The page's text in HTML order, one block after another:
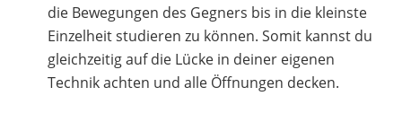
die Bewegungen des Gegners bis in die kleinste
Einzelheit studieren zu können. Somit kannst du
gleichzeitig auf die Lücke in deiner eigenen
Technik achten und alle Öffnungen decken.